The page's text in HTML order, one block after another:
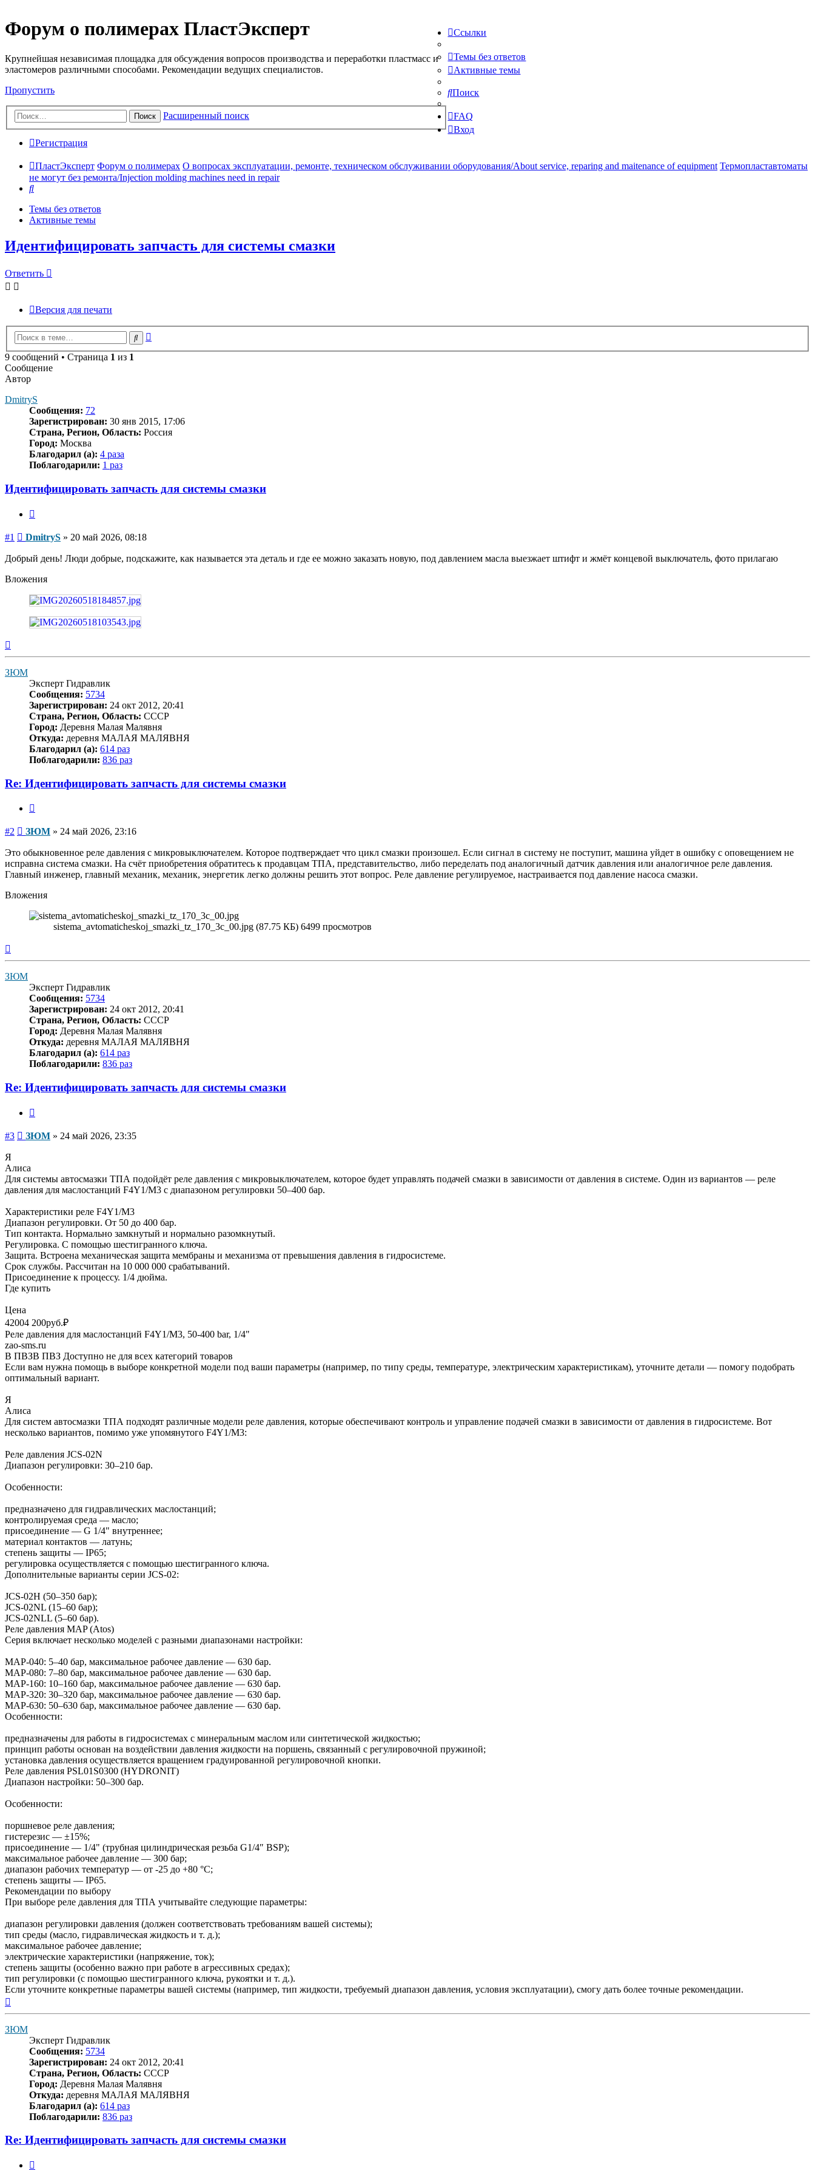
Форум о полимерах ПластЭксперт
Крупнейшая независимая площадка для обсуждения вопросов производства и переработки пластмасс и
эластомеров различными способами. Рекомендации ведущих специалистов.
Пропустить
Поиск Расширенный поиск
Ссылки
Темы без ответов
Активные темы
Поиск
FAQ
Вход
Регистрация
ПластЭксперт Форум о полимерах О вопросах эксплуатации, ремонте, техническом обслуживании оборудования/About service, reparing and maitenance of equipment Термопластавтоматы
не могут без ремонта/Injection molding machines need in repair
Поиск
Темы без ответов
Активные темы
Идентифицировать запчасть для системы смазки
Ответить
Версия для печати
Поиск
9 сообщений • Страница 1 из 1
Сообщение
Автор
DmitryS
Сообщения: 72
Зарегистрирован: 30 янв 2015, 17:06
Страна, Регион, Область: Россия
Город: Москва
Благодарил (а): 4 раза
Поблагодарили: 1 раз
Идентифицировать запчасть для системы смазки
#1 Сообщение
DmitryS » 20 май 2026, 08:18
Добрый день! Люди добрые, подскажите, как называется эта деталь и где ее можно заказать новую, под давлением масла выезжает штифт и жмёт концевой выключатель, фото прилагаю
Вложения
ЗЮМ
Эксперт Гидравлик
Сообщения: 5734
Зарегистрирован: 24 окт 2012, 20:41
Страна, Регион, Область: СССР
Город: Деревня Малая Малявня
Откуда: деревня МАЛАЯ МАЛЯВНЯ
Благодарил (а): 614 раз
Поблагодарили: 836 раз
Re: Идентифицировать запчасть для системы смазки
#2 Сообщение
ЗЮМ » 24 май 2026, 23:16
Это обыкновенное реле давления с микровыключателем. Которое подтверждает что цикл смазки произошел. Если сигнал в систему не поступит, машина уйдет в ошибку с оповещением не
исправна система смазки. На счёт приобретения обратитесь к продавцам ТПА, представительство, либо переделать под аналогичный датчик давления или аналогичное реле давления.
Главный инженер, главный механик, механик, энергетик легко должны решить этот вопрос. Реле давление регулируемое, настраивается под давление насоса смазки.
Вложения
sistema_avtomaticheskoj_smazki_tz_170_3c_00.jpg (87.75 КБ) 6499 просмотров
ЗЮМ
Эксперт Гидравлик
Сообщения: 5734
Зарегистрирован: 24 окт 2012, 20:41
Страна, Регион, Область: СССР
Город: Деревня Малая Малявня
Откуда: деревня МАЛАЯ МАЛЯВНЯ
Благодарил (а): 614 раз
Поблагодарили: 836 раз
Re: Идентифицировать запчасть для системы смазки
#3 Сообщение
ЗЮМ » 24 май 2026, 23:35
Я
Алиса
Для системы автосмазки ТПА подойдёт реле давления с микровыключателем, которое будет управлять подачей смазки в зависимости от давления в системе. Один из вариантов — реле
давления для маслостанций F4Y1/M3 с диапазоном регулировки 50–400 бар.
Характеристики реле F4Y1/M3
Диапазон регулировки. От 50 до 400 бар.
Тип контакта. Нормально замкнутый и нормально разомкнутый.
Регулировка. С помощью шестигранного ключа.
Защита. Встроена механическая защита мембраны и механизма от превышения давления в гидросистеме.
Срок службы. Рассчитан на 10 000 000 срабатываний.
Присоединение к процессу. 1/4 дюйма.
Где купить
Цена
42004 200руб.₽
Реле давления для маслостанций F4Y1/M3, 50-400 bar, 1/4"
zao-sms.ru
В ПВЗВ ПВЗ Доступно не для всех категорий товаров
Если вам нужна помощь в выборе конкретной модели под ваши параметры (например, по типу среды, температуре, электрическим характеристикам), уточните детали — помогу подобрать
оптимальный вариант.
Я
Алиса
Для систем автосмазки ТПА подходят различные модели реле давления, которые обеспечивают контроль и управление подачей смазки в зависимости от давления в гидросистеме. Вот
несколько вариантов, помимо уже упомянутого F4Y1/M3:
Реле давления JCS-02N
Диапазон регулировки: 30–210 бар.
Особенности:
предназначено для гидравлических маслостанций;
контролируемая среда — масло;
присоединение — G 1/4" внутреннее;
материал контактов — латунь;
степень защиты — IP65;
регулировка осуществляется с помощью шестигранного ключа.
Дополнительные варианты серии JCS-02:
JCS-02H (50–350 бар);
JCS-02NL (15–60 бар);
JCS-02NLL (5–60 бар).
Реле давления MAP (Atos)
Серия включает несколько моделей с разными диапазонами настройки:
MAP-040: 5–40 бар, максимальное рабочее давление — 630 бар.
MAP-080: 7–80 бар, максимальное рабочее давление — 630 бар.
MAP-160: 10–160 бар, максимальное рабочее давление — 630 бар.
MAP-320: 30–320 бар, максимальное рабочее давление — 630 бар.
MAP-630: 50–630 бар, максимальное рабочее давление — 630 бар.
Особенности:
предназначены для работы в гидросистемах с минеральным маслом или синтетической жидкостью;
принцип работы основан на воздействии давления жидкости на поршень, связанный с регулировочной пружиной;
установка давления осуществляется вращением градуированной регулировочной кнопки.
Реле давления PSL01S0300 (HYDRONIT)
Диапазон настройки: 50–300 бар.
Особенности:
поршневое реле давления;
гистерезис — ±15%;
присоединение — 1/4" (трубная цилиндрическая резьба G1/4″ BSP);
максимальное рабочее давление — 300 бар;
диапазон рабочих температур — от -25 до +80 °C;
степень защиты — IP65.
Рекомендации по выбору
При выборе реле давления для ТПА учитывайте следующие параметры:
диапазон регулировки давления (должен соответствовать требованиям вашей системы);
тип среды (масло, гидравлическая жидкость и т. д.);
максимальное рабочее давление;
электрические характеристики (напряжение, ток);
степень защиты (особенно важно при работе в агрессивных средах);
тип регулировки (с помощью шестигранного ключа, рукоятки и т. д.).
Если уточните конкретные параметры вашей системы (например, тип жидкости, требуемый диапазон давления, условия эксплуатации), смогу дать более точные рекомендации.
ЗЮМ
Эксперт Гидравлик
Сообщения: 5734
Зарегистрирован: 24 окт 2012, 20:41
Страна, Регион, Область: СССР
Город: Деревня Малая Малявня
Откуда: деревня МАЛАЯ МАЛЯВНЯ
Благодарил (а): 614 раз
Поблагодарили: 836 раз
Re: Идентифицировать запчасть для системы смазки